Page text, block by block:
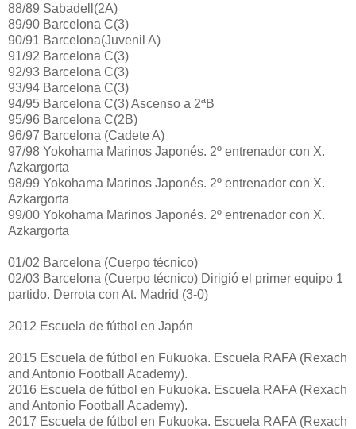
88/89 Sabadell(2A)
89/90 Barcelona C(3)
90/91 Barcelona(Juvenil A)
91/92 Barcelona C(3)
92/93 Barcelona C(3)
93/94 Barcelona C(3)
94/95 Barcelona C(3) Ascenso a 2ªB
95/96 Barcelona C(2B)
96/97 Barcelona (Cadete A)
97/98 Yokohama Marinos Japonés. 2º entrenador con X.
Azkargorta
98/99 Yokohama Marinos Japonés. 2º entrenador con X.
Azkargorta
99/00 Yokohama Marinos Japonés. 2º entrenador con X.
Azkargorta
01/02 Barcelona (Cuerpo técnico)
02/03 Barcelona (Cuerpo técnico) Dirigió el primer equipo 1
partido. Derrota con At. Madrid (3-0)
2012 Escuela de fútbol en Japón
2015 Escuela de fútbol en Fukuoka. Escuela RAFA (Rexach
and Antonio Football Academy).
2016 Escuela de fútbol en Fukuoka. Escuela RAFA (Rexach
and Antonio Football Academy).
2017 Escuela de fútbol en Fukuoka. Escuela RAFA (Rexach